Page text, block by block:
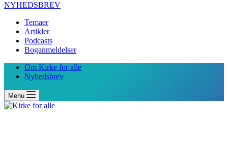
NYHEDSBREV
Temaer
Artikler
Podcasts
Boganmeldelser
Om Kirke for alle
Nyhedsbrev
Menu